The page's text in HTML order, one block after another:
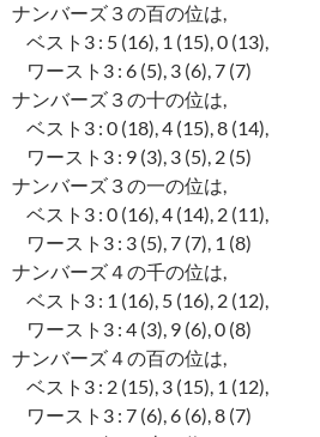
ナンバーズ３の百の位は,
ベスト3 : 5 (16), 1 (15), 0 (13),
ワースト3 : 6 (5), 3 (6), 7 (7)
ナンバーズ３の十の位は,
ベスト3 : 0 (18), 4 (15), 8 (14),
ワースト3 : 9 (3), 3 (5), 2 (5)
ナンバーズ３の一の位は,
ベスト3 : 0 (16), 4 (14), 2 (11),
ワースト3 : 3 (5), 7 (7), 1 (8)
ナンバーズ４の千の位は,
ベスト3 : 1 (16), 5 (16), 2 (12),
ワースト3 : 4 (3), 9 (6), 0 (8)
ナンバーズ４の百の位は,
ベスト3 : 2 (15), 3 (15), 1 (12),
ワースト3 : 7 (6), 6 (6), 8 (7)